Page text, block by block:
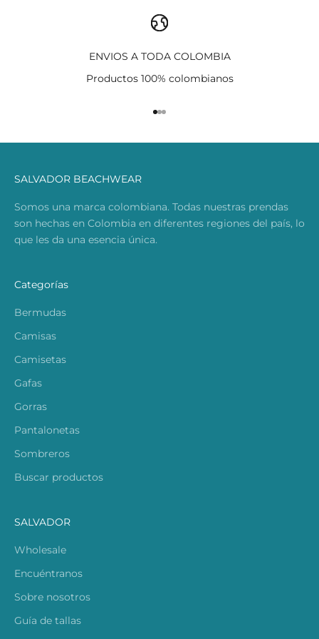
ENVIOS A TODA COLOMBIA
Productos 100% colombianos
Ir al artículo 1
Ir al artículo 2
Ir al artículo 3
SALVADOR BEACHWEAR
Somos una marca colombiana. Todas nuestras prendas
son hechas en Colombia en diferentes regiones del país, lo
que les da una esencia única.
Categorías
Bermudas
Camisas
Camisetas
Gafas
Gorras
Pantalonetas
Sombreros
Buscar productos
SALVADOR
Wholesale
Encuéntranos
Sobre nosotros
Guía de tallas